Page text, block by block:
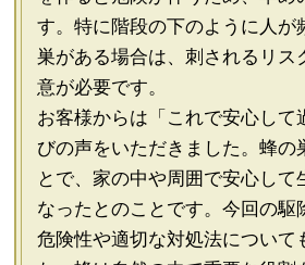
す。特に階段の下のように人が
巣がある場合は、刺されるリス
意が必要です。
お客様からは「これで安心して
びの声をいただきました。蜂の
とで、家の中や周囲で安心して
なったとのことです。今回の駆
危険性や適切な対処法について